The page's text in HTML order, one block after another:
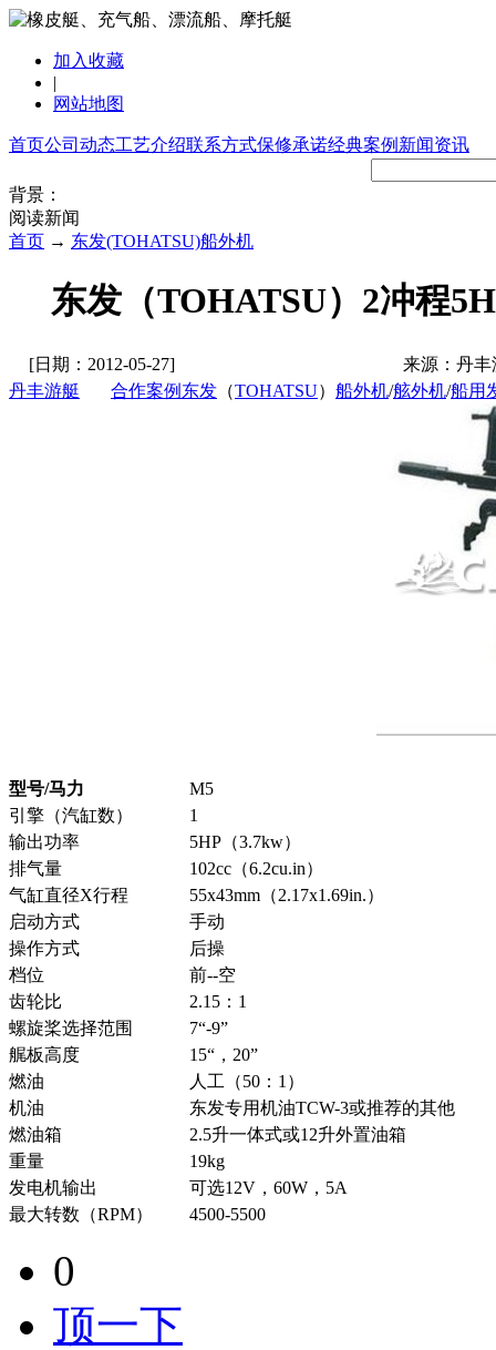
加入收藏
|
网站地图
首页公司动态工艺介绍联系方式保修承诺经典案例 新闻资讯
背景：
阅读新闻
首页 → 东发(TOHATSU)船外机
东发（TOHATSU）2冲程
[日期：2012-05-27]
来源：丹
丹丰游艇
合作案例 东发 （TOHATSU） 船外机/舷外机/船用
型号/马力
M5
引擎（汽缸数）
1
输出功率
5HP（3.7kw）
排气量
102cc（6.2cu.in）
气缸直径X行程
55x43mm（2.17x1.69in.）
启动方式
手动
操作方式
后操
档位
前--空
齿轮比
2.15：1
螺旋桨选择范围
7“-9”
艉板高度
15“，20”
燃油
人工（50：1）
机油
东发专用机油TCW-3或推荐的其他
燃油箱
2.5升一体式或12升外置油箱
重量
19kg
发电机输出
可选12V，60W，5A
最大转数（RPM）
4500-5500
0
顶一下